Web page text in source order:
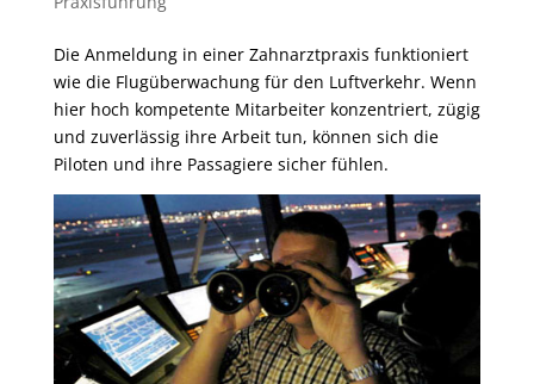
Die Anmeldung in einer Zahnarztpraxis funktioniert
wie die Flugüberwachung für den Luftverkehr. Wenn
hier hoch kompetente Mitarbeiter konzentriert, zügig
und zuverlässig ihre Arbeit tun, können sich die
Piloten und ihre Passagiere sicher fühlen.